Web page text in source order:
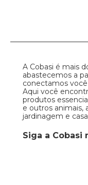
A Cobasi é mais
abastecemos a
conectamos
Aqui você
produtos
e outros animais,
jardinagem e
Siga a Cobasi